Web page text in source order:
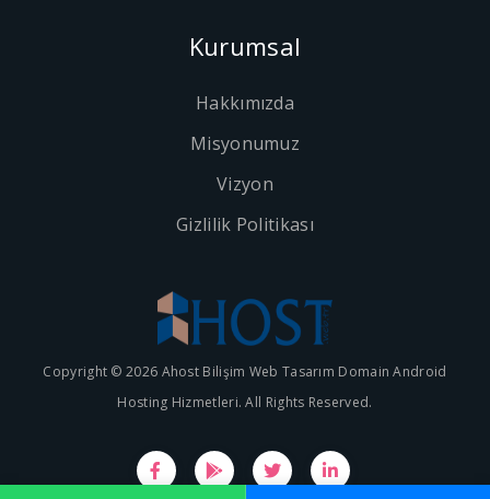
Kurumsal
Hakkımızda
Misyonumuz
Vizyon
Gizlilik Politikası
Copyright © 2026 Ahost Bilişim Web Tasarım Domain Android
Hosting Hizmetleri. All Rights Reserved.